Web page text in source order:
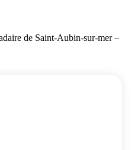
de Saint-Aubin-sur-mer –